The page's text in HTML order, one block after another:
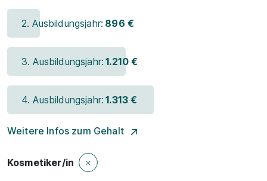
2. Ausbildungsjahr: 896 €
3. Ausbildungsjahr: 1.210 €
4. Ausbildungsjahr: 1.313 €
Weitere Infos zum Gehalt
Kosmetiker/in